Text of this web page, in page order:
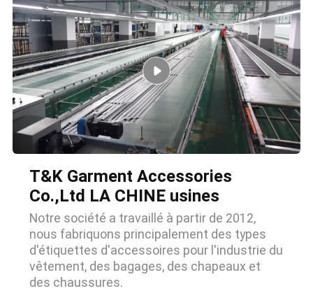
T&K Garment Accessories
Co.,Ltd LA CHINE usines
Notre société a travaillé à partir de 2012,
nous fabriquons principalement des types
d'étiquettes d'accessoires pour l'industrie du
vêtement, des bagages, des chapeaux et
des chaussures.